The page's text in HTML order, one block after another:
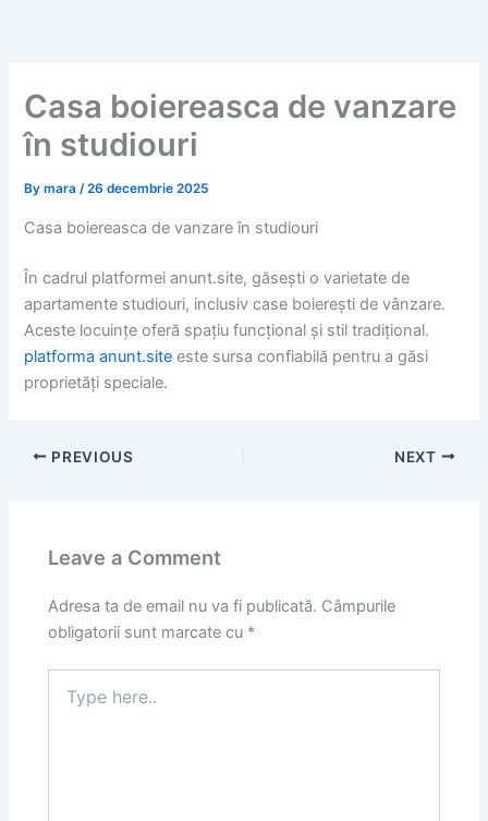
Casa boiereasca de vanzare
în studiouri
Bymara/26 decembrie 2025
Casa boiereasca de vanzare în studiouri
În cadrul platformei anunt.site, găsești o varietate de
apartamente studiouri, inclusiv case boierești de vânzare.
Aceste locuințe oferă spațiu funcțional și stil tradițional.
platforma anunt.site este sursa confiabilă pentru a găsi
proprietăți speciale.
PREVIOUS NEXT
Leave a Comment
Adresa ta de email nu va fi publicată. Câmpurile
obligatorii sunt marcate cu *
here..